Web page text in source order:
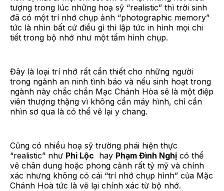
tượng trong lúc những hoạ sỹ “realistic” thì trời sinh
đã có một trí nhớ chụp ảnh “photographic memory”
tức là nhìn bất cứ điều gì thì lập tức in hình mọi chi
tiết trong bộ nhớ như một tấm hình chụp.
Đây là loại trí nhớ rất cần thiết cho những người
trong ngành an ninh tình báo và nếu sinh hoạt trong
ngành này chắc chắn Mạc Chánh Hòa sẽ là một điệp
viên thượng thặng vì không cần máy hình, chỉ cần
nhìn sơ qua là có thể vẽ lại y chang.
Cũng có nhiều hoạ sỹ trường phái hiện thực
“realistic” như Phi Lộc hay Phạm Đình Nghị có thể
vẽ chân dung hoặc phong cảnh rất tỷ mỹ và chính
xác nhưng không có cái “trí nhớ chụp hình” của Mặc
Chánh Hoà tức là vẽ lại chính xác từ bộ nhớ.